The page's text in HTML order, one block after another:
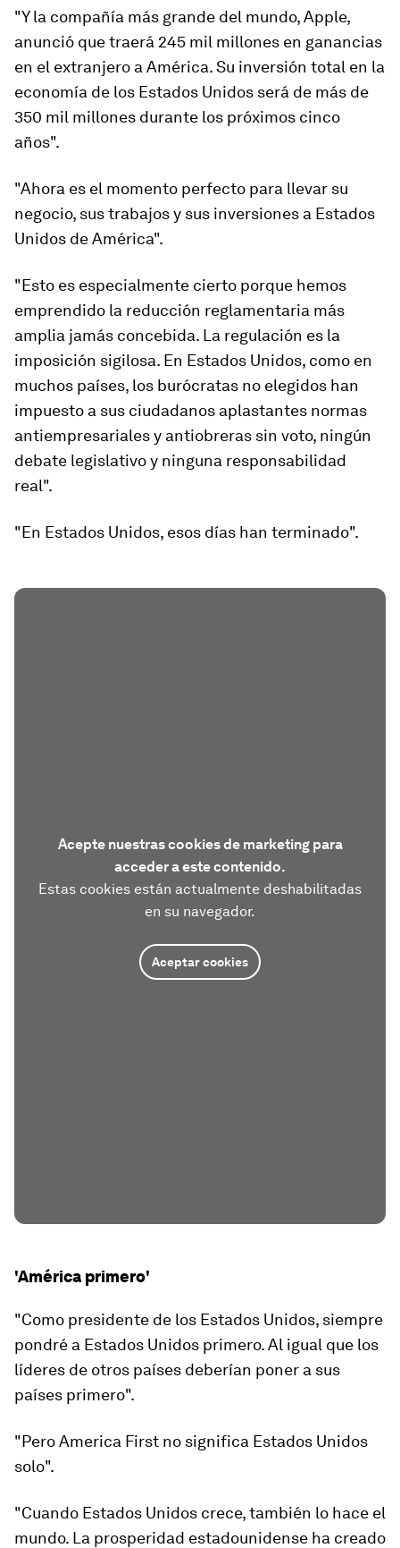
"Y la compañía más grande del mundo, Apple,
anunció que traerá 245 mil millones en ganancias
en el extranjero a América. Su inversión total en la
economía de los Estados Unidos será de más de
350 mil millones durante los próximos cinco
años".
"Ahora es el momento perfecto para llevar su
negocio, sus trabajos y sus inversiones a Estados
Unidos de América".
"Esto es especialmente cierto porque hemos
emprendido la reducción reglamentaria más
amplia jamás concebida. La regulación es la
imposición sigilosa. En Estados Unidos, como en
muchos países, los burócratas no elegidos han
impuesto a sus ciudadanos aplastantes normas
antiempresariales y antiobreras sin voto, ningún
debate legislativo y ninguna responsabilidad
real".
"En Estados Unidos, esos días han terminado".
Acepte nuestras cookies de marketing para
acceder a este contenido.
Estas cookies están actualmente deshabilitadas
en su navegador.
Aceptar cookies
'América primero'
"Como presidente de los Estados Unidos, siempre
pondré a Estados Unidos primero. Al igual que los
líderes de otros países deberían poner a sus
países primero".
"Pero America First no significa Estados Unidos
solo".
"Cuando Estados Unidos crece, también lo hace el
mundo. La prosperidad estadounidense ha creado